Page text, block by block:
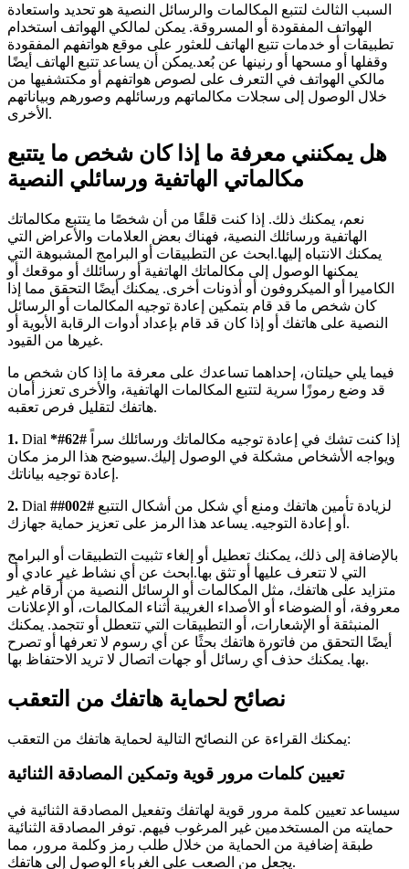
السبب الثالث لتتبع المكالمات والرسائل النصية هو تحديد واستعادة
الهواتف المفقودة أو المسروقة. يمكن لمالكي الهواتف استخدام
تطبيقات أو خدمات تتبع الهاتف للعثور على موقع هواتفهم المفقودة
وقفلها أو مسحها أو رنينها عن بُعد.يمكن أن يساعد تتبع الهاتف أيضًا
مالكي الهواتف في التعرف على لصوص هواتفهم أو مكتشفيها من
خلال الوصول إلى سجلات مكالماتهم ورسائلهم وصورهم وبياناتهم
الأخرى.
هل يمكنني معرفة ما إذا كان شخص ما يتتبع
مكالماتي الهاتفية ورسائلي النصية
نعم، يمكنك ذلك. إذا كنت قلقًا من أن شخصًا ما يتتبع مكالماتك
الهاتفية ورسائلك النصية، فهناك بعض العلامات والأعراض التي
يمكنك الانتباه إليها.ابحث عن التطبيقات أو البرامج المشبوهة التي
يمكنها الوصول إلى مكالماتك الهاتفية أو رسائلك أو موقعك أو
الكاميرا أو الميكروفون أو أذونات أخرى. يمكنك أيضًا التحقق مما إذا
كان شخص ما قد قام بتمكين إعادة توجيه المكالمات أو الرسائل
النصية على هاتفك أو إذا كان قد قام بإعداد أدوات الرقابة الأبوية أو
غيرها من القيود.
فيما يلي حيلتان، إحداهما تساعدك على معرفة ما إذا كان شخص ما
قد وضع رموزًا سرية لتتبع المكالمات الهاتفية، والأخرى تعزز أمان
هاتفك لتقليل فرص تعقبه.
1. Dial *#62#
ويواجه الأشخاص مشكلة في الوصول إليك.سيوضح هذا الرمز مكان
إعادة توجيه بياناتك.
2. Dial ##002#
أو إعادة التوجيه. يساعد هذا الرمز على تعزيز حماية جهازك.
بالإضافة إلى ذلك، يمكنك تعطيل أو إلغاء تثبيت التطبيقات أو البرامج
التي لا تتعرف عليها أو تثق بها.ابحث عن أي نشاط غير عادي أو
متزايد على هاتفك، مثل المكالمات أو الرسائل النصية من أرقام غير
معروفة، أو الضوضاء أو الأصداء الغريبة أثناء المكالمات، أو الإعلانات
المنبثقة أو الإشعارات، أو التطبيقات التي تتعطل أو تتجمد. يمكنك
أيضًا التحقق من فاتورة هاتفك بحثًا عن أي رسوم لا تعرفها أو تصرح
بها. يمكنك حذف أي رسائل أو جهات اتصال لا تريد الاحتفاظ بها.
نصائح لحماية هاتفك من التعقب
يمكنك القراءة عن النصائح التالية لحماية هاتفك من التعقب:
تعيين كلمات مرور قوية وتمكين المصادقة الثنائية
سيساعد تعيين كلمة مرور قوية لهاتفك وتفعيل المصادقة الثنائية في
حمايته من المستخدمين غير المرغوب فيهم. توفر المصادقة الثنائية
طبقة إضافية من الحماية من خلال طلب رمز وكلمة مرور، مما
يجعل من الصعب على الغرباء الوصول إلى هاتفك.